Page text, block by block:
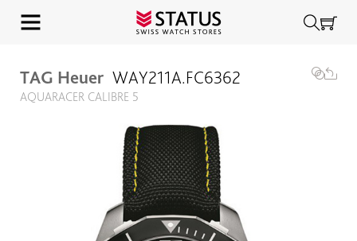
TAG Heuer WAY211A.FC6362
AQUARACER CALIBRE 5